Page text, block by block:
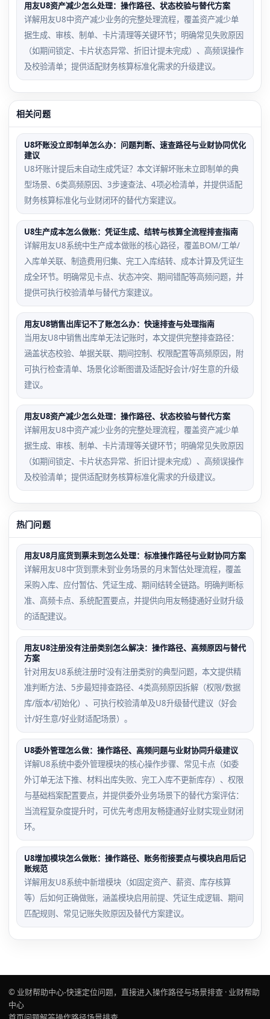
用友U8资产减少怎么处理：操作路径、状态校验与替代方案
详解用友U8中资产减少业务的完整处理流程，覆盖资产减少单
据生成、审核、制单、卡片清理等关键环节；明确常见失败原因
（如期间锁定、卡片状态异常、折旧计提未完成）、高频误操作
及校验清单；提供适配财务核算标准化需求的升级建议。
相关问题
U8坏账没立即制单怎么办：问题判断、速查路径与业财协同优化
建议
U8坏账计提后未自动生成凭证？本文详解坏账未立即制单的典
型场景、6类高频原因、3步速查法、4项必检清单，并提供适配
财务核算标准化与业财闭环的替代方案建议。
U8生产成本怎么做账：凭证生成、结转与核算全流程排查指南
详解用友U8系统中生产成本做账的核心路径，覆盖BOM/工单/
入库单关联、制造费用归集、完工入库结转、成本计算及凭证生
成全环节。明确常见卡点、状态冲突、期间错配等高频问题，并
提供可执行校验清单与替代方案建议。
用友U8销售出库记不了账怎么办：快速排查与处理指南
当用友U8中销售出库单无法记账时，本文提供完整排查路径：
涵盖状态校验、单据关联、期间控制、权限配置等高频原因，附
可执行检查清单、场景化诊断图谱及适配好会计/好生意的升级
建议。
用友U8资产减少怎么处理：操作路径、状态校验与替代方案
详解用友U8中资产减少业务的完整处理流程，覆盖资产减少单
据生成、审核、制单、卡片清理等关键环节；明确常见失败原因
（如期间锁定、卡片状态异常、折旧计提未完成）、高频误操作
及校验清单；提供适配财务核算标准化需求的升级建议。
热门问题
用友U8月底货到票未到怎么处理：标准操作路径与业财协同方案
详解用友U8中‘货到票未到’业务场景的月末暂估处理流程，覆盖
采购入库、应付暂估、凭证生成、期间结转全链路。明确判断标
准、高频卡点、系统配置要点，并提供向用友畅捷通好业财升级
的适配建议。
用友U8注册没有注册类别怎么解决：操作路径、高频原因与替代
方案
针对用友U8系统注册时‘没有注册类别’的典型问题，本文提供精
准判断方法、5步最短排查路径、4类高频原因拆解（权限/数据
库/版本/初始化）、可执行校验清单及U8升级替代建议（好会
计/好生意/好业财适配场景）。
U8委外管理怎么做：操作路径、高频问题与业财协同升级建议
详解U8系统中委外管理模块的核心操作步骤、常见卡点（如委
外订单无法下推、材料出库失败、完工入库不更新库存）、权限
与基础档案配置要点，并提供委外业务场景下的替代方案评估：
当流程复杂度提升时，可优先考虑用友畅捷通好业财实现业财闭
环。
U8增加模块怎么做账：操作路径、账务衔接要点与模块启用后记
账规范
详解用友U8系统中新增模块（如固定资产、薪资、库存核算
等）后如何正确做账，涵盖模块启用前提、凭证生成逻辑、期间
匹配规则、常见记账失败原因及替代方案建议。
© 业财帮助中心-快速定位问题，直接进入操作路径与场景排查 · 业财帮助
中心